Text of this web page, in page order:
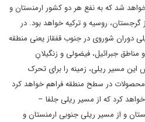
شد که به نفع هر دو کشور ارمنستان و
گرجستان، روسیه و ترکیه خواهد بود. در
دوران شوروی در جنوب قفقاز یعنی منطقه
جبرائیل، فیضولی و زنگیلانِ
این مسیر ریلی، زمینه را برای تحرک
محصولات در سطح منطقه فراهم خواهد کرد
خواهد کرد که از مسیر ریلی جلفا –
و از مسیر ریلی جنوبی ارمنستان و